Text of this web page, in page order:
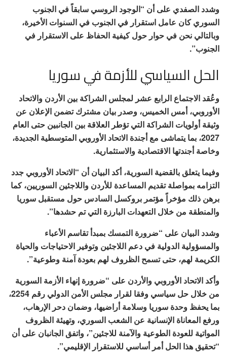
وشدد الصفدي على أن “الوجود الروسي سابقاً في الجنوب
السوري كان عامل استقرار في الجنوب في السنوات الأخيرة،
وبالتالي نحن في حوار حول كيفية الحفاظ على الاستقرار في
الجنوب”.
الحل السياسي للأزمة في سوريا
وعُقد الاجتماع الرابع عشر لمجلس الشراكة بين الأردن والاتحاد
الأوروبي، أمس الخميس، وصدر بيان مشترك تضمن الإعلان عن
وثيقة أولويات الشراكة التي تؤطر العلاقة بين الجانبين حتى العام
2027، بما يتماشى مع أجندة الاتحاد الأوروبي المتوسطية الجديدة،
وخاصة أجندتها الاقتصادية والاستثمارية.
وفيما يتعلق بالقضية السورية، أكد البيان أن “الاتحاد الأوروبي جدد
التزامه بمواصلة تقديم المساعدة للأردن واللاجئين السوريين، كما
برهن ذلك مؤخراً مؤتمر بروكسل السادس حول مستقبل سوريا
والمنطقة من خلال التعهدات البارزة التي تم حشدها”.
وشدد البيان على “ضرورة التمسك بمبدأ تقاسم الأعباء
والمسؤولية الدولية في دعم اللاجئين وتوفير الاحتياجات والحياة
الكريمة لهم، حتى تسمح الظروف لهم بعودة آمنة وطوعية”.
وأكد الاتحاد الأوروبي والأردن على “ضرورة إنهاء الأزمة السورية
من خلال حل سياسي وفقا لقرار مجلس الأمن الدولي رقم 2254،
بما يحفظ وحدة سوريا وسلامة أراضيها، وضمان دحر الإرهاب،
ورفع المعاناة الإنسانية عن الشعب السوري، وتهيئة الظروف
المواتية للعودة الطوعية والآمنة للاجئين”، واتفق الجانبان على أن
“تحقيق هذا الحل أمر أساسي للاستقرار الإقليمي”.